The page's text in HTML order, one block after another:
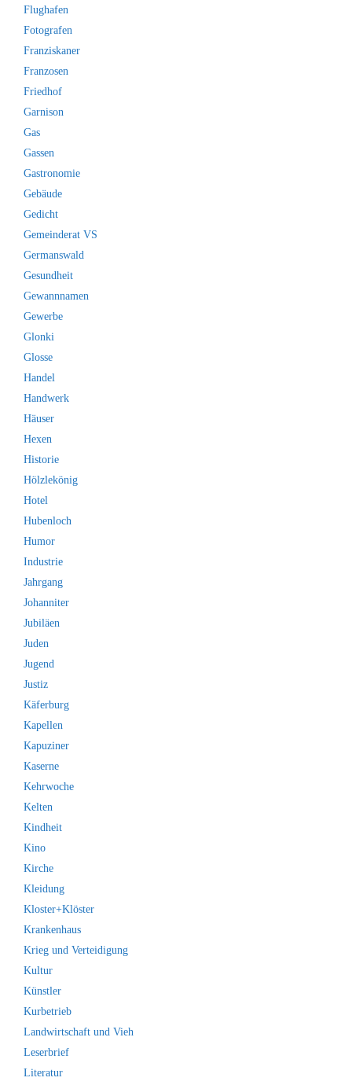
Flughafen
Fotografen
Franziskaner
Franzosen
Friedhof
Garnison
Gas
Gassen
Gastronomie
Gebäude
Gedicht
Gemeinderat VS
Germanswald
Gesundheit
Gewannnamen
Gewerbe
Glonki
Glosse
Handel
Handwerk
Häuser
Hexen
Historie
Hölzlekönig
Hotel
Hubenloch
Humor
Industrie
Jahrgang
Johanniter
Jubiläen
Juden
Jugend
Justiz
Käferburg
Kapellen
Kapuziner
Kaserne
Kehrwoche
Kelten
Kindheit
Kino
Kirche
Kleidung
Kloster+Klöster
Krankenhaus
Krieg und Verteidigung
Kultur
Künstler
Kurbetrieb
Landwirtschaft und Vieh
Leserbrief
Literatur